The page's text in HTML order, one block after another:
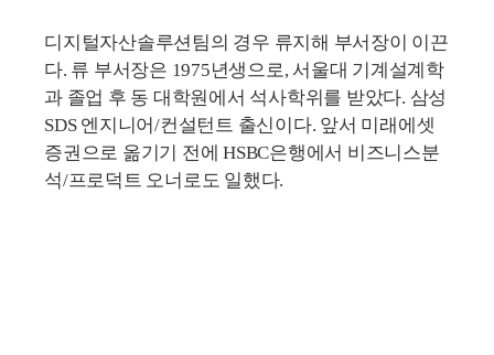
디지털자산솔루션팀의 경우 류지해 부서장이 이끈
다. 류 부서장은 1975년생으로, 서울대 기계설계학
과 졸업 후 동 대학원에서 석사학위를 받았다. 삼성
SDS 엔지니어/컨설턴트 출신이다. 앞서 미래에셋
증권으로 옮기기 전에 HSBC은행에서 비즈니스분
석/프로덕트 오너로도 일했다.